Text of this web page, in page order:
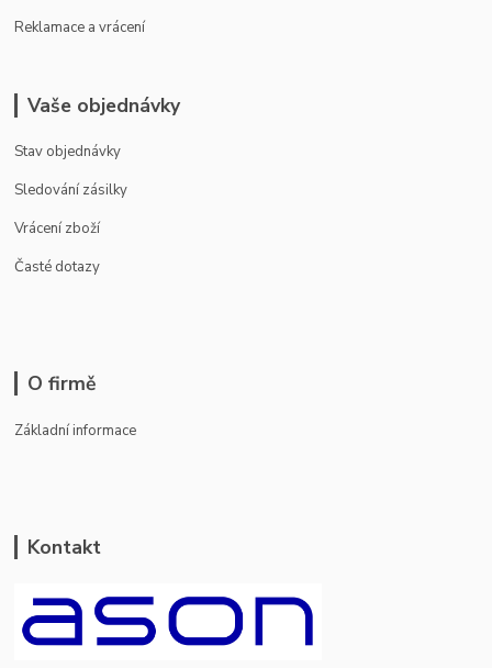
Reklamace a vrácení
Vaše objednávky
Stav objednávky
Sledování zásilky
Vrácení zboží
Časté dotazy
O firmě
Základní informace
Kontakt